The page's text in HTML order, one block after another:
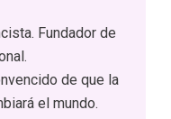
Fundador de
de que la
el mundo.